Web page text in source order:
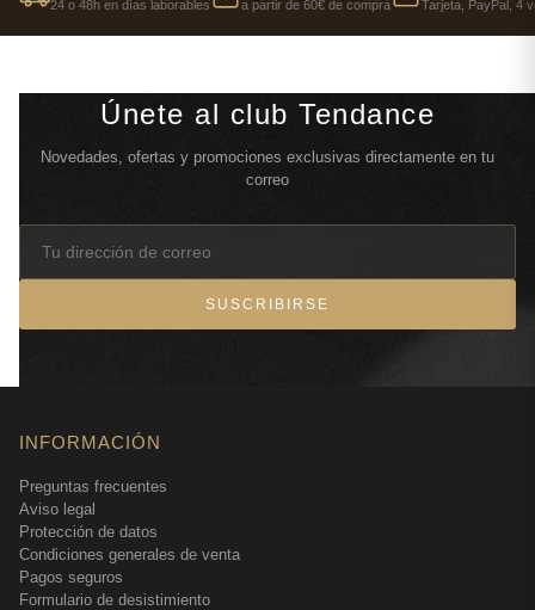
24 o 48h en días laborables a partir de 60€ de compra Tarjeta, PayPal, 4
Únete al club Tendance
Novedades, ofertas y promociones exclusivas directamente en tu
correo
SUSCRIBIRSE
INFORMACIÓN
Preguntas frecuentes
Aviso legal
Protección de datos
Condiciones generales de venta
Pagos seguros
Formulario de desistimiento